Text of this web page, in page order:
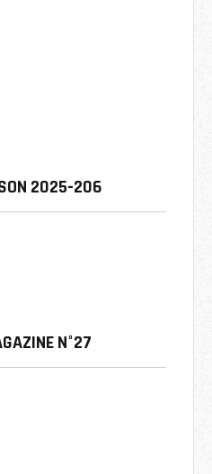
2025-206
N°27